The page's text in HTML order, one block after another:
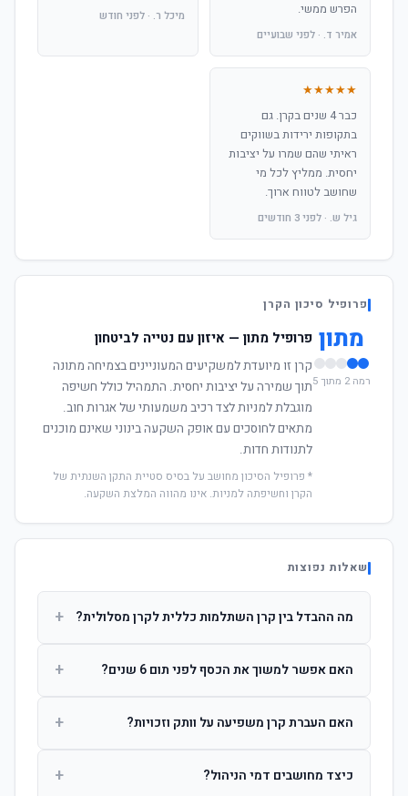
הפרש ממשי.
אמיר ד. · לפני שבועיים
מיכל ר. · לפני חודש
★★★★★
כבר 4 שנים בקרן. גם
בתקופות ירידות בשווקים
ראיתי שהם שמרו על יציבות
יחסית. ממליץ לכל מי
שחושב לטווח ארוך.
גיל ש. · לפני 3 חודשים
פרופיל סיכון הקרן
מתון
רמה 2 מתוך 5
פרופיל מתון — איזון עם נטייה לביטחון
קרן זו מיועדת למשקיעים המעוניינים בצמיחה מתונה
תוך שמירה על יציבות יחסית. התמהיל כולל חשיפה
מוגבלת למניות לצד רכיב משמעותי של אגרות חוב.
מתאים לחוסכים עם אופק השקעה בינוני שאינם מוכנים
לתנודות חדות.
* פרופיל הסיכון מחושב על בסיס סטיית התקן השנתית של
הקרן וחשיפתה למניות. אינו מהווה המלצת השקעה.
שאלות נפוצות
מה ההבדל בין קרן השתלמות כללית לקרן מסלולית? +
ההשקעות. קרן מסלולית עוקבת אחרי מדד ספציפי ומאפשרת
האם אפשר למשוך את הכסף לפני תום 6 שנים? +
הרווחים. לאחר 6 שנים ניתן למשוך פטור ממס עד לתקרה
האם העברת קרן משפיעה על וותק וזכויות? +
החברות. הוותק ממשיך להיספר מיום ההפקדה הראשונה.
כיצד מחושבים דמי הניהול? +